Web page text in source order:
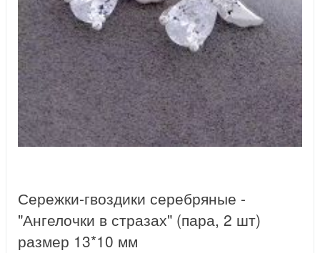
Сережки-гвоздики серебряные -
"Ангелочки в стразах" (пара, 2 шт)
размер 13*10 мм